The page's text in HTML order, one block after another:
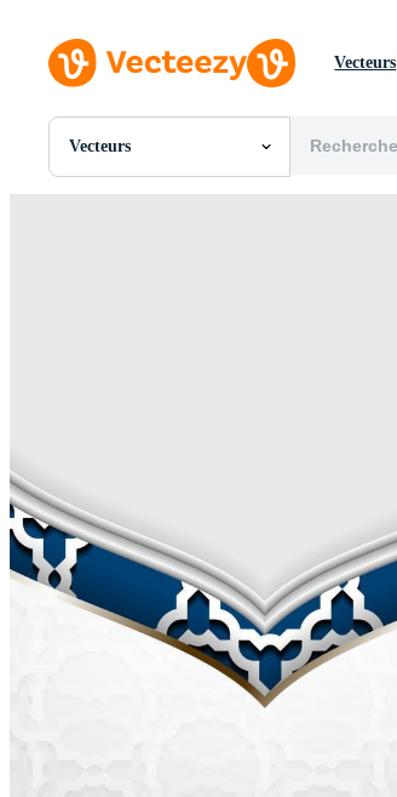
Vecteurs
Vecteurs
Toutes Images